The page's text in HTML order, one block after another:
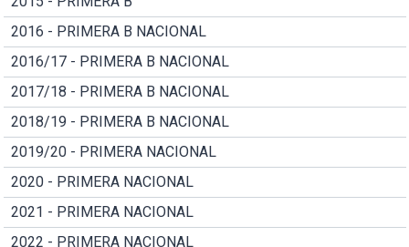
2016 - PRIMERA B NACIONAL
2016/17 - PRIMERA B NACIONAL
2017/18 - PRIMERA B NACIONAL
2018/19 - PRIMERA B NACIONAL
2019/20 - PRIMERA NACIONAL
2020 - PRIMERA NACIONAL
2021 - PRIMERA NACIONAL
2022 - PRIMERA NACIONAL